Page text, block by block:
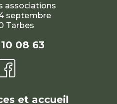
associations
septembre
Tarbes
08 63
et accueil